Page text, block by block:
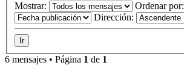
Mostrar:
Ordenar por:
Dirección:
6 mensajes • Página 1 de 1